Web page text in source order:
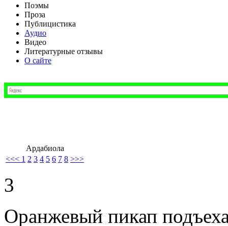
Поэмы
Проза
Публицистика
Аудио
Видео
Литературные отзывы
О сайте
Ардабиола
<<< 1 2 3 4 5 6 7 8 >>>
3
Оранжевый пикап